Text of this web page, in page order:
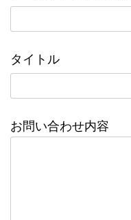
タイトル
お問い合わせ内容